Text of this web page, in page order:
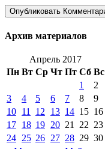
Архив материалов
Апрель 2017
Пн Вт Ср Чт Пт Сб Вс
1
2
3
4 5 6 7 8
9
10 11 12 13 14 15 16
17 18 19 20 21 22 23
24 25 26 27 28 29 30